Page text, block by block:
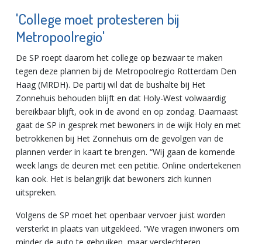
'College moet protesteren bij
Metropoolregio'
De SP roept daarom het college op bezwaar te maken
tegen deze plannen bij de Metropoolregio Rotterdam Den
Haag (MRDH). De partij wil dat de bushalte bij Het
Zonnehuis behouden blijft en dat Holy-West volwaardig
bereikbaar blijft, ook in de avond en op zondag. Daarnaast
gaat de SP in gesprek met bewoners in de wijk Holy en met
betrokkenen bij Het Zonnehuis om de gevolgen van de
plannen verder in kaart te brengen. “Wij gaan de komende
week langs de deuren met een petitie. Online ondertekenen
kan ook. Het is belangrijk dat bewoners zich kunnen
uitspreken.
Volgens de SP moet het openbaar vervoer juist worden
versterkt in plaats van uitgekleed. “We vragen inwoners om